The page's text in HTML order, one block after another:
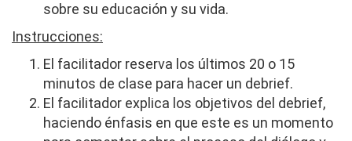
sobre su educación y su vida.
Instrucciones:
El facilitador reserva los últimos 20 o 15
minutos de clase para hacer un debrief.
El facilitador explica los objetivos del debrief,
haciendo énfasis en que este es un momento